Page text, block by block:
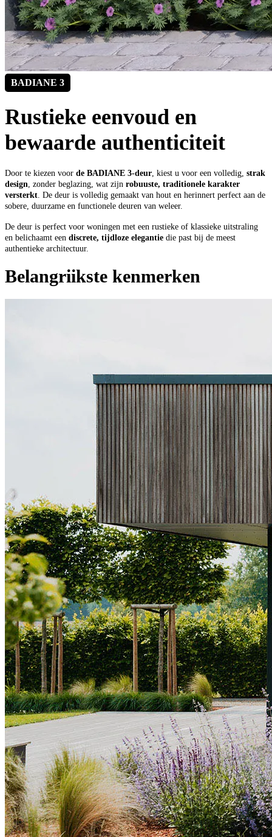
BADIANE 3
Rustieke eenvoud en
bewaarde authenticiteit
Door te kiezen voor de BADIANE 3-deur, kiest u voor een volledig, strak
design, zonder beglazing, wat zijn robuuste, traditionele karakter
versterkt. De deur is volledig gemaakt van hout en herinnert perfect aan de
sobere, duurzame en functionele deuren van weleer.
De deur is perfect voor woningen met een rustieke of klassieke uitstraling
en belichaamt een discrete, tijdloze elegantie die past bij de meest
authentieke architectuur.
Belangriikste kenmerken